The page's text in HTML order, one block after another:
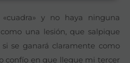
y no haya ninguna
una lesión, que salpique
se ganará claramente como
confío en que llegue mi tercer